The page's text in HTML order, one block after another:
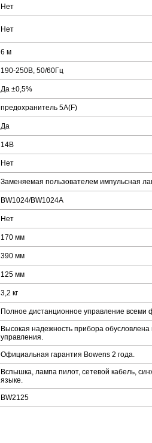
Нет
Нет
6 м
190-250В, 50/60Гц
Да ±0,5%
предохранитель 5A(F)
Да
14В
Нет
Заменяемая пользователем импульсная
BW1024/BW1024A
Нет
170 мм
390 мм
125 мм
3,2 кг
Полное дистанционное управление всеми
Высокая надежность прибора
управления.
Официальная гарантия Bowens 2 года.
Вспышка, лампа пилот, сетевой кабель,
языке.
BW2125